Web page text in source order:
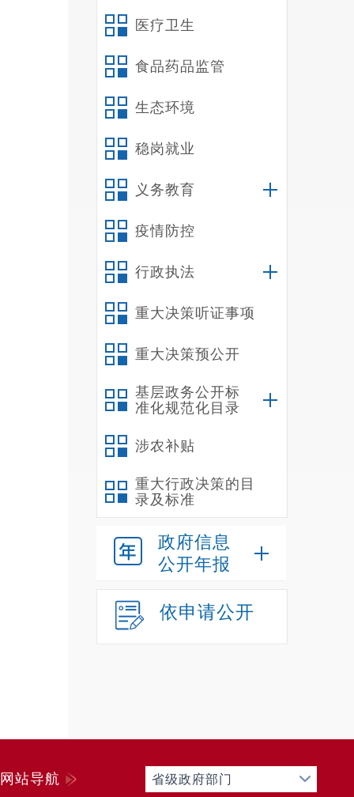
医疗卫生
食品药品监管
生态环境
稳岗就业
义务教育
疫情防控
行政执法
重大决策听证事项
重大决策预公开
基层政务公开标
准化规范化目录
涉农补贴
重大行政决策的目
录及标准
政府信息
公开年报
依申请公开
网站导航 省级政府部门